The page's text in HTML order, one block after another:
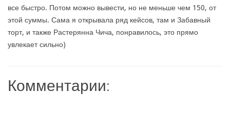
все быстро. Потом можно вывести, но не меньше чем 150, от
этой суммы. Сама я открывала ряд кейсов, там и Забавный
торт, и также Растерянна Чича, понравилось, это прямо
увлекает сильно)
Комментарии: